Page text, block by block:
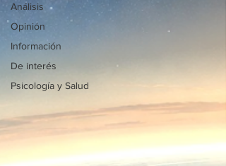
Análisis
Opinión
Información
De interés
Psicología y Salud